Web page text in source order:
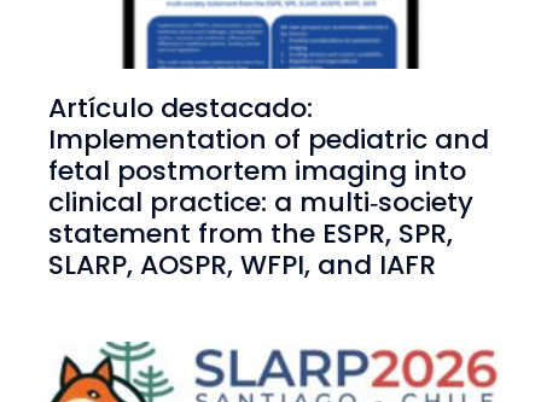
Artículo destacado:
Implementation of pediatric and
fetal postmortem imaging into
clinical practice: a multi‑society
statement from the ESPR, SPR,
SLARP, AOSPR, WFPI, and IAFR